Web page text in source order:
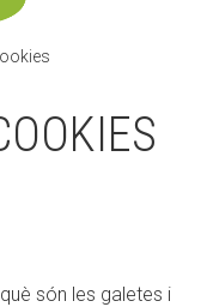
són les galetes i
ESPLAI